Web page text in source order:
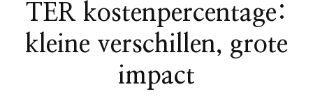
TER kostenpercentage:
kleine verschillen, grote
impact